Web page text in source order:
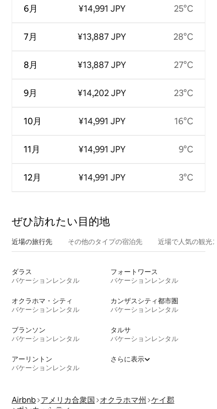
6月
7月
8月
9月
10月
11月
12月
¥14,991 JPY
¥13,887 JPY
¥13,887 JPY
¥14,202 JPY
¥14,991 JPY
¥14,991 JPY
¥14,991 JPY
25°C
28°C
27°C
23°C
16°C
9°C
3°C
ぜひ訪⁠れ⁠た⁠い目⁠的⁠地
近場の旅行先 その他のタ⁠イ⁠プ⁠の宿⁠泊⁠先 近場で人気の観光
ダラス
バケーションレンタル
フォートワース
バケーションレンタル
オクラホマ・シティ
バケーションレンタル
カンザスシティ都市圏
バケーションレンタル
ブランソン
バケーションレンタル
タルサ
バケーションレンタル
アーリントン
バケーションレンタル
さらに表示
Airbnb アメリカ合衆国 オクラホマ州
ケイ郡